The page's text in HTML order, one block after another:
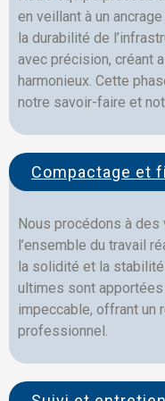
en veillant à un
la durabilité de
avec précision, créant
harmonieux. Cette
notre savoir-faire et
Compactage et
Nous procédons à
l’ensemble du travail
la solidité et la stabilité
ultimes sont apportées
impeccable, offrant un
professionnel.